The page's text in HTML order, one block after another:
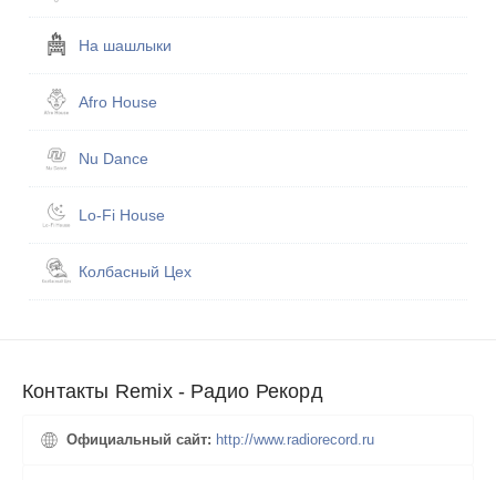
На шашлыки
Afro House
Nu Dance
Lo-Fi House
Кол­бас­ный Цех
Контакты Remix - Радио Рекорд
Официальный сайт: http://www.radiorecord.ru